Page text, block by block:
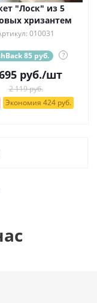
"Лоск" из 5
хризантем
010031
85 руб. ?
руб./шт
2 119 руб.
Экономия 424 руб.